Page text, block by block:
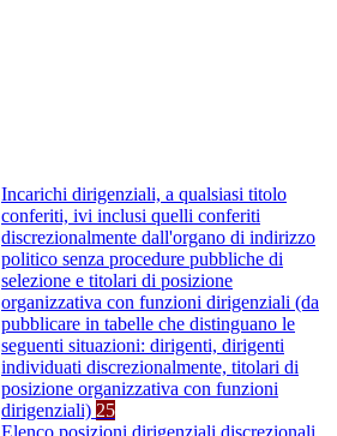
Incarichi dirigenziali, a qualsiasi titolo
conferiti, ivi inclusi quelli conferiti
discrezionalmente dall'organo di indirizzo
politico senza procedure pubbliche di
selezione e titolari di posizione
organizzativa con funzioni dirigenziali (da
pubblicare in tabelle che distinguano le
seguenti situazioni: dirigenti, dirigenti
individuati discrezionalmente, titolari di
posizione organizzativa con funzioni
dirigenziali) 25